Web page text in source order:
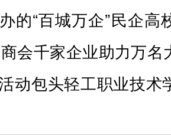
的“百城万企”民企高
会千家企业助力万
动包头轻工职业技术